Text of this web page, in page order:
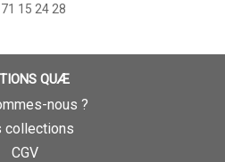
15 24 28
QUÆ
nous ?
collections
CGV